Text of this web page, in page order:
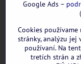
Google Ads –
Cookies
stránky, analýzu jej
používaní. Na
tretích strán a